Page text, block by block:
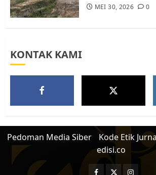
MEI 30, 2026 0
KONTAK KAMI
Pedoman Media Siber Kode Etik
edisi.co
Facebook
Twitter